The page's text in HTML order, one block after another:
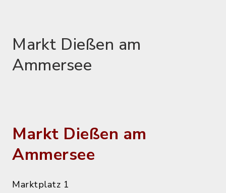
Markt Dießen am
Ammersee
Markt Dießen am
Ammersee
Marktplatz 1